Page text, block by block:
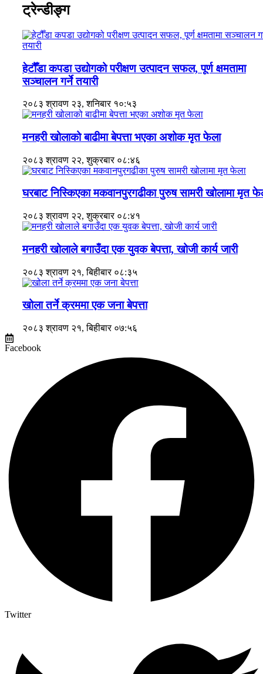
ट्रेन्डीङ्ग
हेटौँडा कपडा उद्योगको परीक्षण उत्पादन सफल, पूर्ण क्षमतामा
सञ्चालन गर्ने तयारी
२०८३ श्रावण २३, शनिबार १०:५३
मनहरी खोलाको बाढीमा बेपत्ता भएका अशोक मृत फेला
२०८३ श्रावण २२, शुक्रबार ०८:४६
घरबाट निस्किएका मकवानपुरगढीका पुरुष सामरी खोलामा मृत
२०८३ श्रावण २२, शुक्रबार ०८:४१
मनहरी खोलाले बगाउँदा एक युवक बेपत्ता, खोजी कार्य जारी
२०८३ श्रावण २१, बिहीबार ०८:३५
खोला तर्ने क्रममा एक जना बेपत्ता
२०८३ श्रावण २१, बिहीबार ०७:५६
Facebook
Twitter